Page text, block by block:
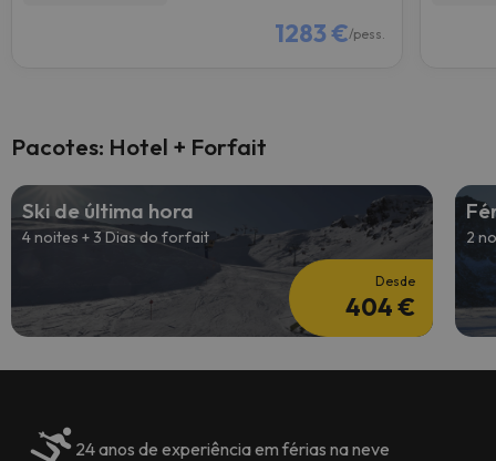
1283 €/pess.
Pacotes: Hotel + Forfait
Ski de última hora
4 noites + 3 Dias do forfait
Desde
404 €
2
24 anos de experiência em férias na neve